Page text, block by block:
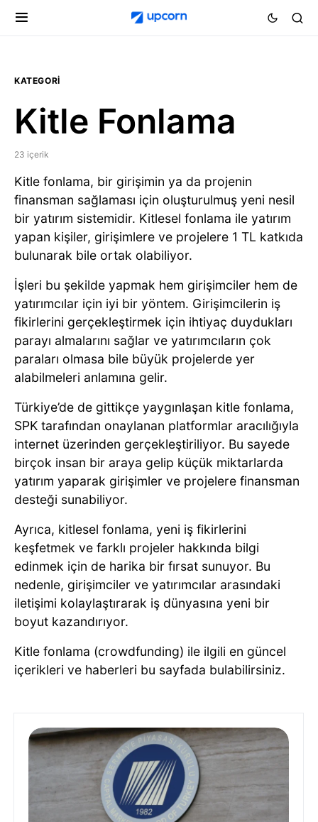
KATEGORI
Kitle Fonlama
23 içerik
Kitle fonlama, bir girişimin ya da projenin
finansman sağlaması için oluşturulmuş yeni nesil
bir yatırım sistemidir. Kitlesel fonlama ile yatırım
yapan kişiler, girişimlere ve projelere 1 TL katkıda
bulunarak bile ortak olabiliyor.
İşleri bu şekilde yapmak hem girişimciler hem de
yatırımcılar için iyi bir yöntem. Girişimcilerin iş
fikirlerini gerçekleştirmek için ihtiyaç duydukları
parayı almalarını sağlar ve yatırımcıların çok
paraları olmasa bile büyük projelerde yer
alabilmeleri anlamına gelir.
Türkiye’de de gittikçe yaygınlaşan kitle fonlama,
SPK tarafından onaylanan platformlar aracılığıyla
internet üzerinden gerçekleştiriliyor. Bu sayede
birçok insan bir araya gelip küçük miktarlarda
yatırım yaparak girişimler ve projelere finansman
desteği sunabiliyor.
Ayrıca, kitlesel fonlama, yeni iş fikirlerini
keşfetmek ve farklı projeler hakkında bilgi
edinmek için de harika bir fırsat sunuyor. Bu
nedenle, girişimciler ve yatırımcılar arasındaki
iletişimi kolaylaştırarak iş dünyasına yeni bir
boyut kazandırıyor.
Kitle fonlama (crowdfunding) ile ilgili en güncel
içerikleri ve haberleri bu sayfada bulabilirsiniz.